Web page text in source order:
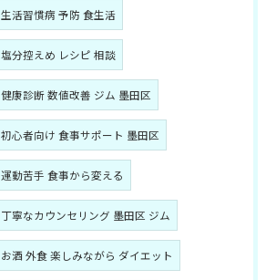
生活習慣病 予防 食生活
塩分控えめ レシピ 相談
健康診断 数値改善 ジム 墨田区
初心者向け 食事サポート 墨田区
運動苦手 食事から変える
丁寧なカウンセリング 墨田区 ジム
お酒 外食 楽しみながら ダイエット